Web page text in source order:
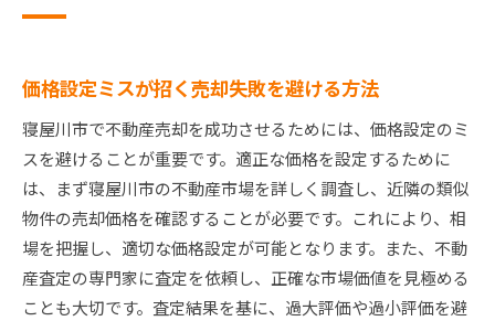
価格設定ミスが招く売却失敗を避ける方法
寝屋川市で不動産売却を成功させるためには、価格設定のミ
スを避けることが重要です。適正な価格を設定するために
は、まず寝屋川市の不動産市場を詳しく調査し、近隣の類似
物件の売却価格を確認することが必要です。これにより、相
場を把握し、適切な価格設定が可能となります。また、不動
産査定の専門家に査定を依頼し、正確な市場価値を見極める
ことも大切です。査定結果を基に、過大評価や過小評価を避